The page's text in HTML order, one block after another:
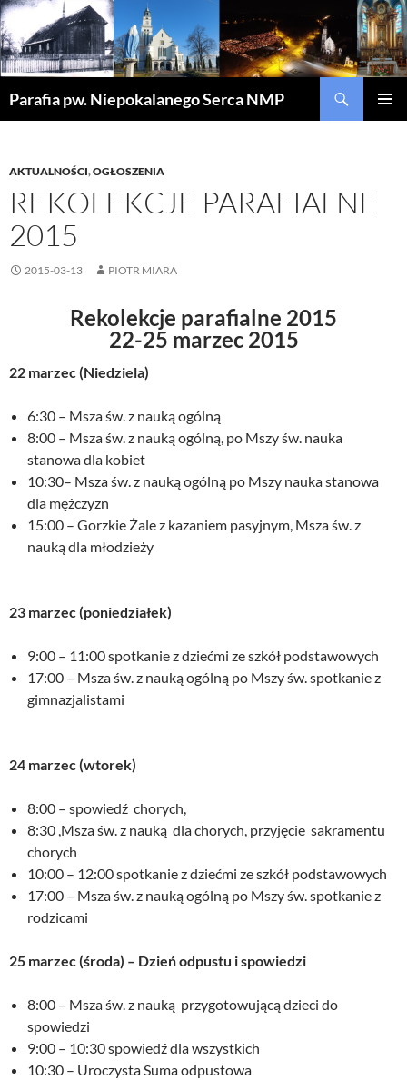
Parafia pw. Niepokalanego Serca NMP
AKTUALNOŚCI,OGŁOSZENIA
REKOLEKCJE PARAFIALNE
2015
2015-03-13 PIOTR MIARA
Rekolekcje parafialne 2015
22-25 marzec 2015
22 marzec (Niedziela)
6:30 – Msza św. z nauką ogólną
8:00 – Msza św. z nauką ogólną, po Mszy św. nauka
stanowa dla kobiet
10:30– Msza św. z nauką ogólną po Mszy nauka stanowa
dla mężczyzn
15:00 – Gorzkie Żale z kazaniem pasyjnym, Msza św. z
nauką dla młodzieży
23 marzec (poniedziałek)
9:00 – 11:00 spotkanie z dziećmi ze szkół podstawowych
17:00 – Msza św. z nauką ogólną po Mszy św. spotkanie z
gimnazjalistami
24 marzec (wtorek)
8:00 – spowiedź chorych,
8:30 ,Msza św. z nauką dla chorych, przyjęcie sakramentu
chorych
10:00 – 12:00 spotkanie z dziećmi ze szkół podstawowych
17:00 – Msza św. z nauką ogólną po Mszy św. spotkanie z
rodzicami
25 marzec (środa) – Dzień odpustu i spowiedzi
8:00 – Msza św. z nauką przygotowującą dzieci do
spowiedzi
9:00 – 10:30 spowiedź dla wszystkich
10:30 – Uroczysta Suma odpustowa